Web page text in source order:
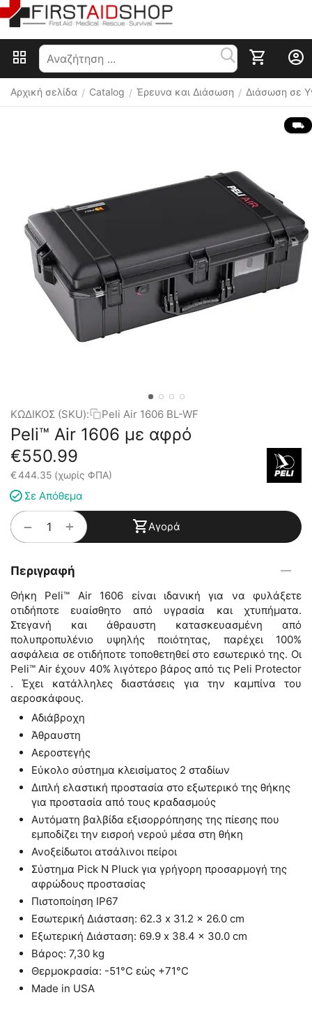
Αρχική σελίδα / Catalog / Έρευνα και Διάσωση / Διάσωση σε
⛟
ΚΩΔΙΚΟΣ (SKU): Peli Air 1606 BL-WF
Peli™ Air 1606 με αφρό
€550.99
€444.35 (χωρίς ΦΠΑ)
Σε Απόθεμα
+
− Αγορά
Περιγραφή
Θήκη Peli™ Air 1606 είναι ιδανική για να φυλάξετε
οτιδήποτε ευαίσθητο από υγρασία και χτυπήματα.
Στεγανή και άθραυστη κατασκευασμένη από
πολυπροπυλένιο υψηλής ποιότητας, παρέχει 100%
ασφάλεια σε οτιδήποτε τοποθετηθεί στο εσωτερικό της. Οι
Peli™ Air έχουν 40% λιγότερο βάρος από τις Peli Protector
. Έχει κατάλληλες διαστάσεις για την καμπίνα του
αεροσκάφους.
Αδιάβροχη
Άθραυστη
Αεροστεγής
Εύκολο σύστημα κλεισίματος 2 σταδίων
Διπλή ελαστική προστασία στο εξωτερικό της θήκης
για προστασία από τους κραδασμούς
Αυτόματη βαλβίδα εξισορρόπησης της πίεσης που
εμποδίζει την εισροή νερού μέσα στη θήκη
Ανοξείδωτοι ατσάλινοι πείροι
Σύστημα Pick N Pluck για γρήγορη προσαρμογή της
αφρώδους προστασίας
Πιστοποίηση IP67
Εσωτερική Διάσταση: 62.3 x 31.2 x 26.0 cm
Εξωτερική Διάσταση: 69.9 x 38.4 x 30.0 cm
Βάρος: 7,30 kg
Θερμοκρασία: -51°C εώς +71°C
Made in USA